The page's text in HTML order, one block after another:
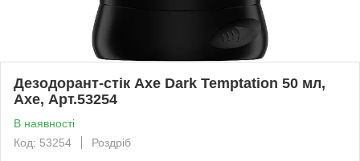
Дезодорант-стік Axe Dark Temptation 50 мл,
Axe, Арт.53254
В наявності
Код: 53254
Роздріб